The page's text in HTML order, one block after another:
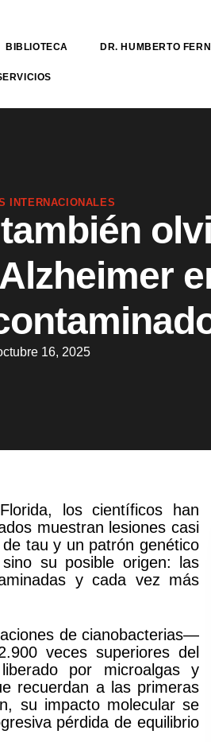
BIBLIOTECA DR. HUMBERTO
INTERNACIONALES
16, 2025
los científicos han
muestran lesiones casi
tau y un patrón genético
su posible origen: las
y cada vez más
de cianobacterias—
veces superiores del
por microalgas y
recuerdan a las primeras
su impacto molecular se
pérdida de equilibrio